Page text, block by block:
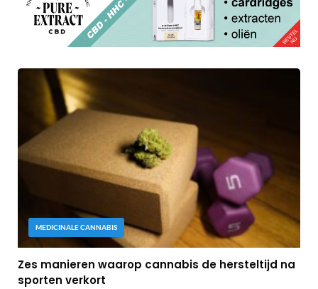
MEDICINALE CANNABIS
Zes manieren waarop cannabis de hersteltijd na
sporten verkort